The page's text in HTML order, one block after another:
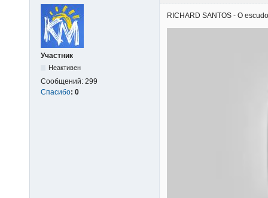
Участник
Неактивен
Сообщений: 299
Спасибо: 0
RICHARD SANTOS - O